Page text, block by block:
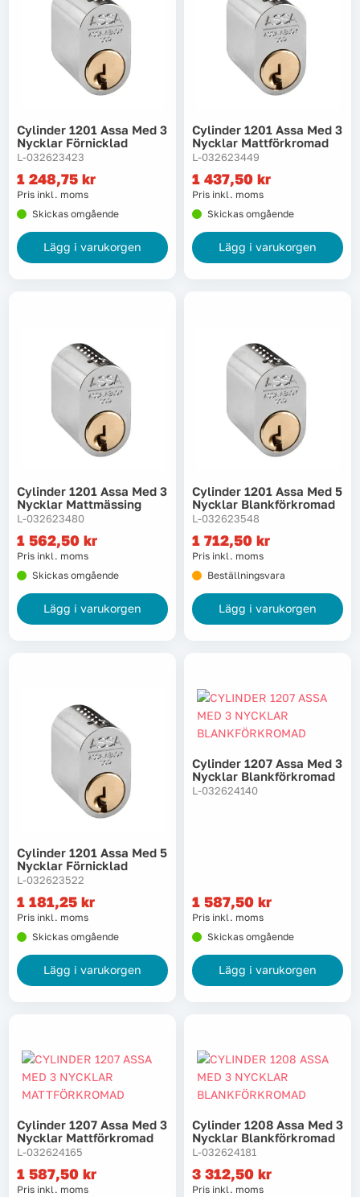
Cylinder 1201 Assa Med 3
Nycklar Förnicklad
L-032623423
1 248,75 kr
Pris inkl. moms
Skickas omgående
Lägg i varukorgen
Cylinder 1201 Assa Med 3
Nycklar Mattförkromad
L-032623449
1 437,50 kr
Pris inkl. moms
Skickas omgående
Lägg i varukorgen
Cylinder 1201 Assa Med 3
Nycklar Mattmässing
L-032623480
1 562,50 kr
Pris inkl. moms
Skickas omgående
Lägg i varukorgen
Cylinder 1201 Assa Med 5
Nycklar Blankförkromad
L-032623548
1 712,50 kr
Pris inkl. moms
Beställningsvara
Lägg i varukorgen
Cylinder 1201 Assa Med 5
Nycklar Förnicklad
L-032623522
1 181,25 kr
Pris inkl. moms
Skickas omgående
Lägg i varukorgen
Cylinder 1207 Assa Med 3
Nycklar Blankförkromad
L-032624140
1 587,50 kr
Pris inkl. moms
Skickas omgående
Lägg i varukorgen
Cylinder 1207 Assa Med 3
Nycklar Mattförkromad
L-032624165
1 587,50 kr
Pris inkl. moms
Cylinder 1208 Assa Med 3
Nycklar Blankförkromad
L-032624181
3 312,50 kr
Pris inkl. moms